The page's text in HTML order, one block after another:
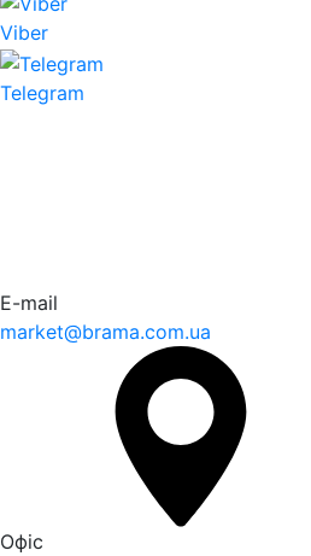
Viber
Telegram
E-mail
market@brama.com.ua
Офіс